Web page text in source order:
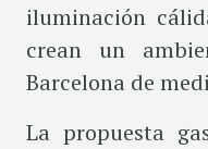
iluminación
crean un
Barcelona de
La propuesta